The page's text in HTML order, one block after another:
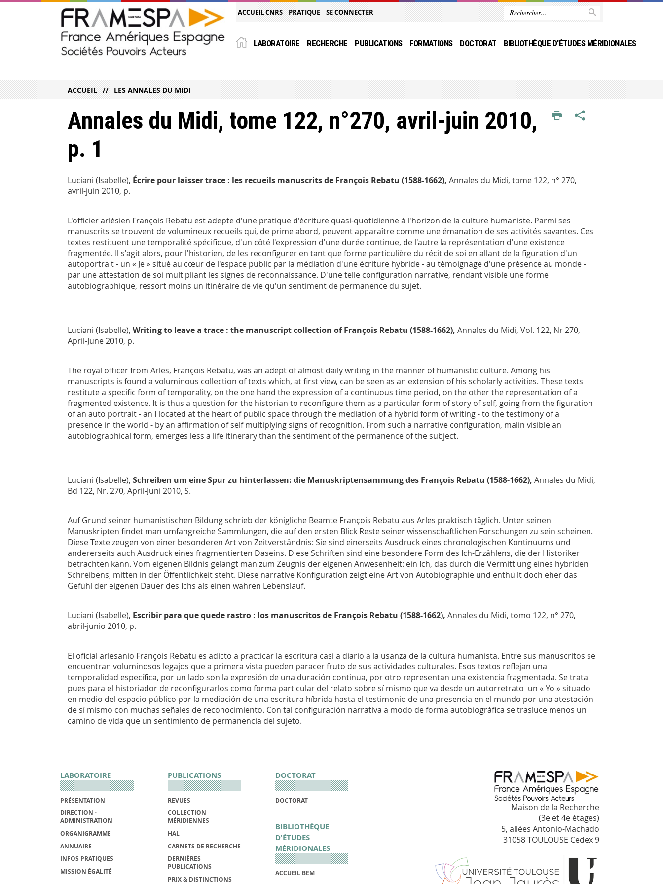
ACCUEIL CNRS PRATIQUE SE CONNECTER
LABORATOIRE RECHERCHE PUBLICATIONS FORMATIONS DOCTORAT BIBLIOTHÈQUE D'ÉTUDES MÉRIDIONALES
ACCUEIL LES ANNALES DU MIDI
Annales du Midi, tome 122, n°270, avril-juin 2010,
p. 1
Luciani (Isabelle), Écrire pour laisser trace : les recueils manuscrits de François Rebatu (1588-1662), Annales du Midi, tome 122, n° 270,
avril-juin 2010, p.
L'officier arlésien François Rebatu est adepte d'une pratique d'écriture quasi-quotidienne à l'horizon de la culture humaniste. Parmi ses
manuscrits se trouvent de volumineux recueils qui, de prime abord, peuvent apparaître comme une émanation de ses activités savantes. Ces
textes restituent une temporalité spécifique, d'un côté l'expression d'une durée continue, de l'autre la représentation d'une existence
fragmentée. Il s'agit alors, pour l'historien, de les reconfigurer en tant que forme particulière du récit de soi en allant de la figuration d'un
autoportrait - un « Je » situé au cœur de l'espace public par la médiation d'une écriture hybride - au témoignage d'une présence au monde -
par une attestation de soi multipliant les signes de reconnaissance. D'une telle configuration narrative, rendant visible une forme
autobiographique, ressort moins un itinéraire de vie qu'un sentiment de permanence du sujet.
Luciani (Isabelle), Writing to leave a trace : the manuscript collection of François Rebatu (1588-1662), Annales du Midi, Vol. 122, Nr 270,
April-June 2010, p.
The royal officer from Arles, François Rebatu, was an adept of almost daily writing in the manner of humanistic culture. Among his
manuscripts is found a voluminous collection of texts which, at first view, can be seen as an extension of his scholarly activities. These texts
restitute a specific form of temporality, on the one hand the expression of a continuous time period, on the other the representation of a
fragmented existence. It is thus a question for the historian to reconfigure them as a particular form of story of self, going from the figuration
of an auto portrait - an I located at the heart of public space through the mediation of a hybrid form of writing - to the testimony of a
presence in the world - by an affirmation of self multiplying signs of recognition. From such a narrative configuration, malin visible an
autobiographical form, emerges less a life itinerary than the sentiment of the permanence of the subject.
Luciani (Isabelle), Schreiben um eine Spur zu hinterlassen: die Manuskriptensammung des François Rebatu (1588-1662), Annales du Midi,
Bd 122, Nr. 270, April-Juni 2010, S.
Auf Grund seiner humanistischen Bildung schrieb der königliche Beamte François Rebatu aus Arles praktisch täglich. Unter seinen
Manuskripten findet man umfangreiche Sammlungen, die auf den ersten Blick Reste seiner wissenschaftlichen Forschungen zu sein scheinen.
Diese Texte zeugen von einer besonderen Art von Zeitverständnis: Sie sind einerseits Ausdruck eines chronologischen Kontinuums und
andererseits auch Ausdruck eines fragmentierten Daseins. Diese Schriften sind eine besondere Form des Ich-Erzählens, die der Historiker
betrachten kann. Vom eigenen Bildnis gelangt man zum Zeugnis der eigenen Anwesenheit: ein Ich, das durch die Vermittlung eines hybriden
Schreibens, mitten in der Öffentlichkeit steht. Diese narrative Konfiguration zeigt eine Art von Autobiographie und enthüllt doch eher das
Gefühl der eigenen Dauer des Ichs als einen wahren Lebenslauf.
Luciani (Isabelle), Escribir para que quede rastro : los manuscritos de François Rebatu (1588-1662), Annales du Midi, tomo 122, n° 270,
abril-junio 2010, p.
El oficial arlesanio François Rebatu es adicto a practicar la escritura casi a diario a la usanza de la cultura humanista. Entre sus manuscritos se
encuentran voluminosos legajos que a primera vista pueden paracer fruto de sus actividades culturales. Esos textos reflejan una
temporalidad específica, por un lado son la expresión de una duración continua, por otro representan una existencia fragmentada. Se trata
pues para el historiador de reconfigurarlos como forma particular del relato sobre sí mismo que va desde un autorretrato un « Yo » situado
en medio del espacio público por la mediación de una escritura híbrida hasta el testimonio de una presencia en el mundo por una atestación
de sí mismo con muchas señales de reconocimiento. Con tal configuración narrativa a modo de forma autobiográfica se trasluce menos un
camino de vida que un sentimiento de permanencia del sujeto.
LABORATOIRE
PRÉSENTATION
DIRECTION -
ADMINISTRATION
ORGANIGRAMME
ANNUAIRE
INFOS PRATIQUES
MISSION ÉGALITÉ
PUBLICATIONS
REVUES
COLLECTION
MÉRIDIENNES
HAL
CARNETS DE RECHERCHE
DERNIÈRES
PUBLICATIONS
PRIX & DISTINCTIONS
DOCTORAT
DOCTORAT
BIBLIOTHÈQUE
D'ÉTUDES
MÉRIDIONALES
ACCUEIL BEM
Maison de la Recherche
(3e et 4e étages)
5, allées Antonio-Machado
31058 TOULOUSE Cedex 9